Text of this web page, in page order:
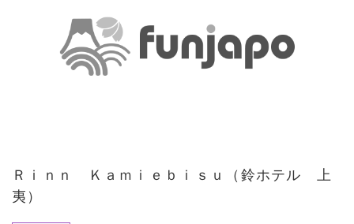
Ｒｉｎｎ Ｋａｍｉｅｂｉｓｕ（鈴ホテル 上
夷）